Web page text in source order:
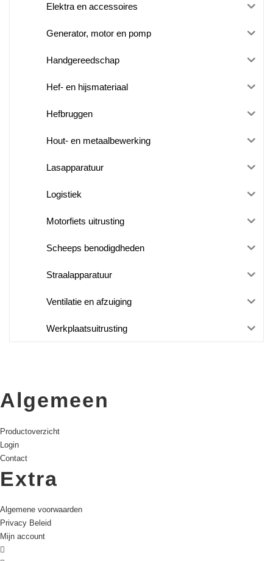
Elektra en accessoires
Generator, motor en pomp
Handgereedschap
Hef- en hijsmateriaal
Hefbruggen
Hout- en metaalbewerking
Lasapparatuur
Logistiek
Motorfiets uitrusting
Scheeps benodigdheden
Straalapparatuur
Ventilatie en afzuiging
Werkplaatsuitrusting
Algemeen
Productoverzicht
Login
Contact
Extra
Algemene voorwaarden
Privacy Beleid
Mijn account